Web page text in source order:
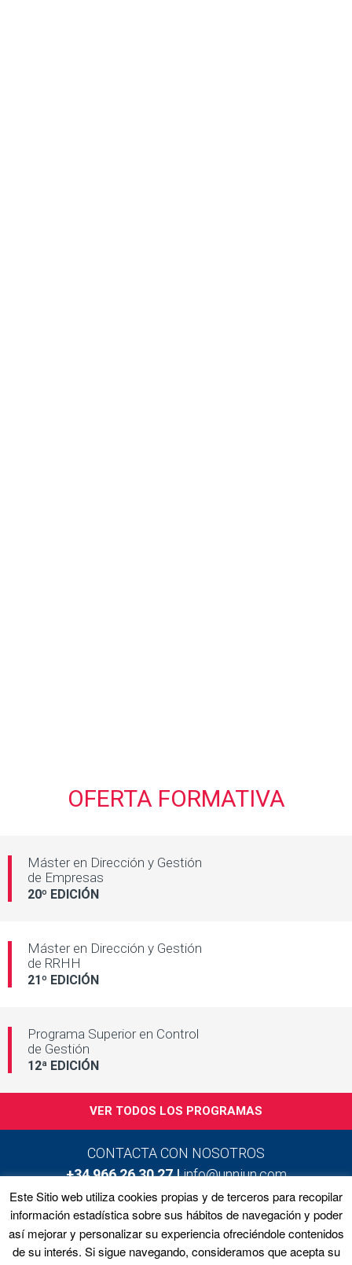
OFERTA FORMATIVA
Máster en Dirección y Gestión
de Empresas
20º EDICIÓN
Máster en Dirección y Gestión
de RRHH
21º EDICIÓN
Programa Superior en Control
de Gestión
12ª EDICIÓN
VER TODOS LOS PROGRAMAS
Este Sitio web utiliza cookies propias y de terceros para recopilar
información estadística sobre sus hábitos de navegación y poder
así mejorar y personalizar su experiencia ofreciéndole contenidos
de su interés. Si sigue navegando, consideramos que acepta su
CONTACTA CON NOSOTROS
+34 966 26 30 27 |info@unniun.com
Home Programas Equipo
Noticias
Matrícula
Contacto